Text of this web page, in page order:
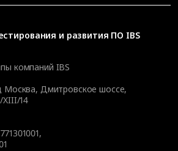
и развития ПО IBS
компаний IBS
Москва, Дмитровское шоссе,
14